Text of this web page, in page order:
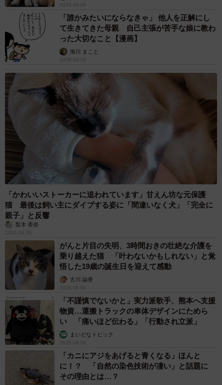
2026.08.06
「誰かみたいにならなきゃ」 他人を正解にし
て生きてきた母親 自己主張が苦手な娘に教わ
った大切なこと【漫画】
海川 まこと
2026.08.06
「かわいいストーカーに追われています」甘えん坊な元保護
猫 最後は飼い主にダイブする姿に「間違いなく犬」「完全に
親子」と反響
梨木 香奈
2026.08.06
がんと片目の失明、3時間おきの壮絶な介護を
乗り越えた猫 「叶わないかもしれない」と覚
悟した19歳の誕生日を迎えて感動
古川 諭香
2026.08.06
「不謹慎でないかと」実力派歌手、熊本へ支援
物資…運搬トラックの車体デザインにためら
い 「痛いほど伝わる」「行動され立派」
まいどなトピック
2026.08.06
「カニにアジをあげると青くなる」ほんと
に！？ 「自然の染色技術が凄い」と話題に
その理由とは…？